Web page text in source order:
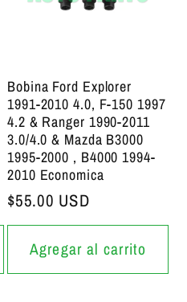
Bobina Ford Explorer
1991-2010 4.0, F-150 1997
4.2 & Ranger 1990-2011
3.0/4.0 & Mazda B3000
1995-2000 , B4000 1994-
2010 Economica
Precio bajo de siempre
$55.00 USD
Agregar al carrito